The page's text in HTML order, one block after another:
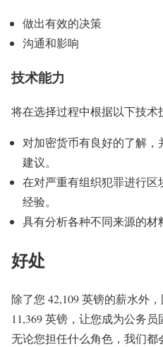
做出有效的决策
沟通和影响
技术能力
将在选择过程中根据以下技术
对加密货币有良好的了解
建议。
在对严重有组织犯罪进行
经验。
具有分析各种不同来源的材
好处
除了您 42,109 英镑的薪水外
11,369 英镑，让您成为公务员
无论您担任什么角色，我们都